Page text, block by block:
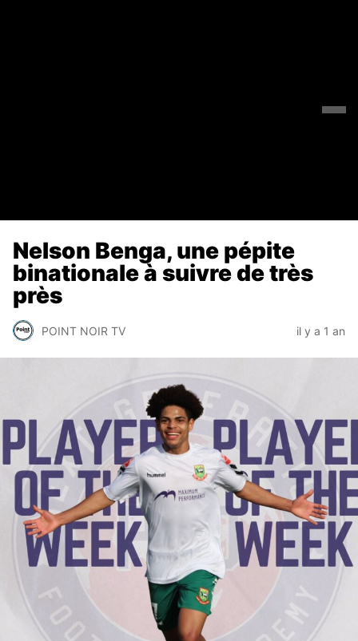
Nelson Benga, une pépite
binationale à suivre de très
près
POINT NOIR TV il y a 1 an